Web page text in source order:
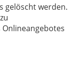
gelöscht werden.